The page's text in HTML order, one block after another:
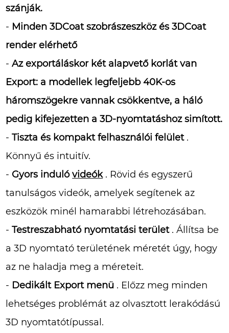
szánják.
- Minden 3DCoat szobrászeszköz és 3DCoat
render elérhető
-Az exportáláskor két alapvető korlát van
Export: a modellek legfeljebb 40K-os
háromszögekre vannak csökkentve, a háló
pedig kifejezetten a 3D-nyomtatáshoz simított.
-Tiszta és kompakt felhasználói felület.
Könnyű és intuitív.
- Gyors indulóvideók. Rövid és egyszerű
tanulságos videók, amelyek segítenek az
eszközök minél hamarabbi létrehozásában.
-Testreszabható nyomtatási terület. Állítsa be
a 3D nyomtató területének méretét úgy, hogy
az ne haladja meg a méreteit.
- Dedikált Export menü . Előzz meg minden
lehetséges problémát az olvasztott lerakódású
3D nyomtatótípussal.